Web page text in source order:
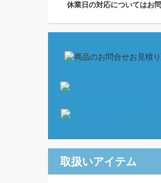
休業日の対応についてはお
取扱いアイテム